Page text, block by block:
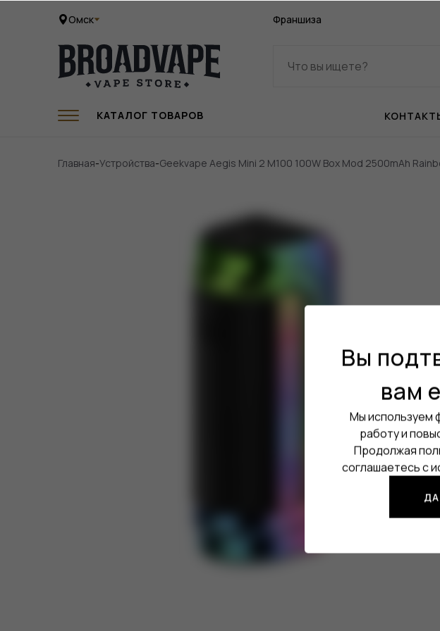
Омск Франшиза
КАТАЛОГ ТОВАРОВ
Главная-Устройства-Geekvape Aegis Mini 2 M100 100W Box Mod 2500mAh
Вы
вам
Мы используем
работу и
Продолжая
соглашаетесь с
ДА